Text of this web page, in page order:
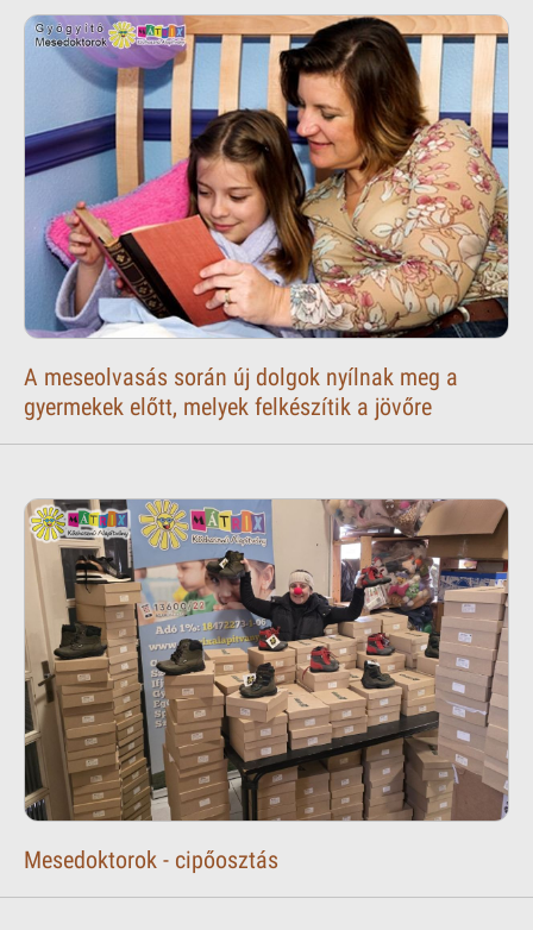
A meseolvasás során új dolgok nyílnak meg a
gyermekek előtt, melyek felkészítik a jövőre
Mesedoktorok - cipőosztás